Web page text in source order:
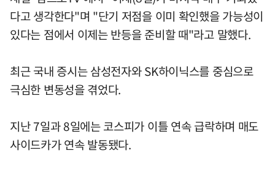
다고 생각한다"며 "단기 저점을 이미 확인했을 가능성이
있다는 점에서 이제는 반등을 준비할 때"라고 말했다.
최근 국내 증시는 삼성전자와 SK하이닉스를 중심으로
극심한 변동성을 겪었다.
지난 7일과 8일에는 코스피가 이틀 연속 급락하며 매도
사이드카가 연속 발동됐다.